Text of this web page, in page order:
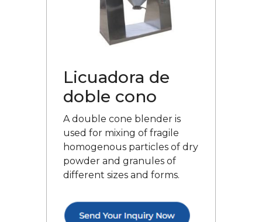
Licuadora de
doble cono
A double cone blender is
used for mixing of fragile
homogenous particles of dry
powder and granules of
different sizes and forms.